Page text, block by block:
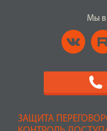
ЗАЩИТА
Мы в